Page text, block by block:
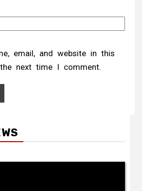
email, and website in this
next time I comment.